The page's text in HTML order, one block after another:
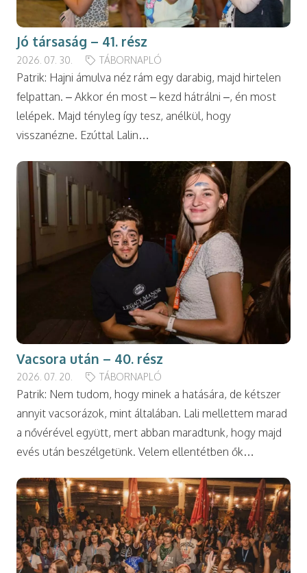
Jó társaság – 41. rész
2026. 07. 30. TÁBORNAPLÓ
Patrik: Hajni ámulva néz rám egy darabig, majd hirtelen
felpattan. – Akkor én most – kezd hátrálni –, én most
lelépek. Majd tényleg így tesz, anélkül, hogy
visszanézne. Ezúttal Lalin…
Vacsora után – 40. rész
2026. 07. 20. TÁBORNAPLÓ
Patrik: Nem tudom, hogy minek a hatására, de kétszer
annyit vacsorázok, mint általában. Lali mellettem marad
a nővérével együtt, mert abban maradtunk, hogy majd
evés után beszélgetünk. Velem ellentétben ők…